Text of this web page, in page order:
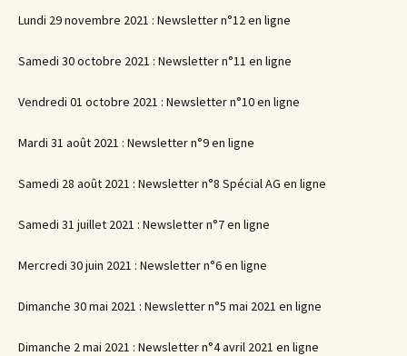
Lundi 29 novembre 2021 : Newsletter n°12 en ligne
Samedi 30 octobre 2021 : Newsletter n°11 en ligne
Vendredi 01 octobre 2021 : Newsletter n°10 en ligne
Mardi 31 août 2021 : Newsletter n°9 en ligne
Samedi 28 août 2021 : Newsletter n°8 Spécial AG en ligne
Samedi 31 juillet 2021 : Newsletter n°7 en ligne
Mercredi 30 juin 2021 : Newsletter n°6 en ligne
Dimanche 30 mai 2021 : Newsletter n°5 mai 2021 en ligne
Dimanche 2 mai 2021 : Newsletter n°4 avril 2021 en ligne